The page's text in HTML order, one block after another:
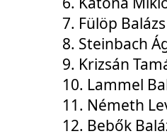
7. Fülöp Balázs
8. Steinbach
9. Krizsán
10. Lammel
11. Németh
12. Bebők